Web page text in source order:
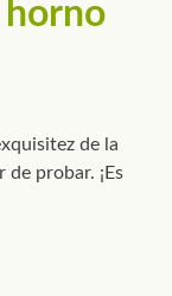
horno
de la
probar. ¡Es